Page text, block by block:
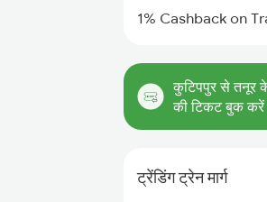
1% Cashback on
कुटिपपुर से तनूर
की टिकट बुक करें
ट्रेंडिंग ट्रेन मार्ग